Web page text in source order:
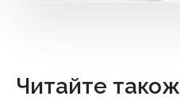
Читайте також